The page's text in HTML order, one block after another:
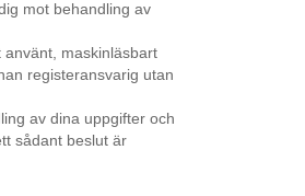
mot behandling av
maskinläsbart
registeransvarig utan
av dina uppgifter och
sådant beslut är